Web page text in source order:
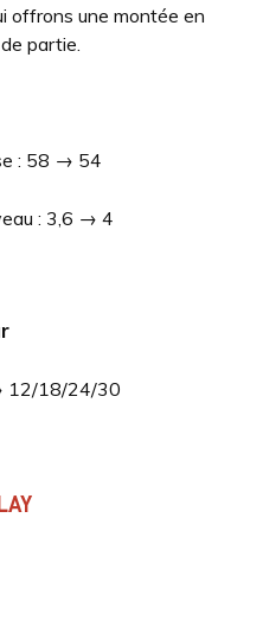
offrons une montée en
partie.
: 58 → 54
: 3,6 → 4
12/18/24/30